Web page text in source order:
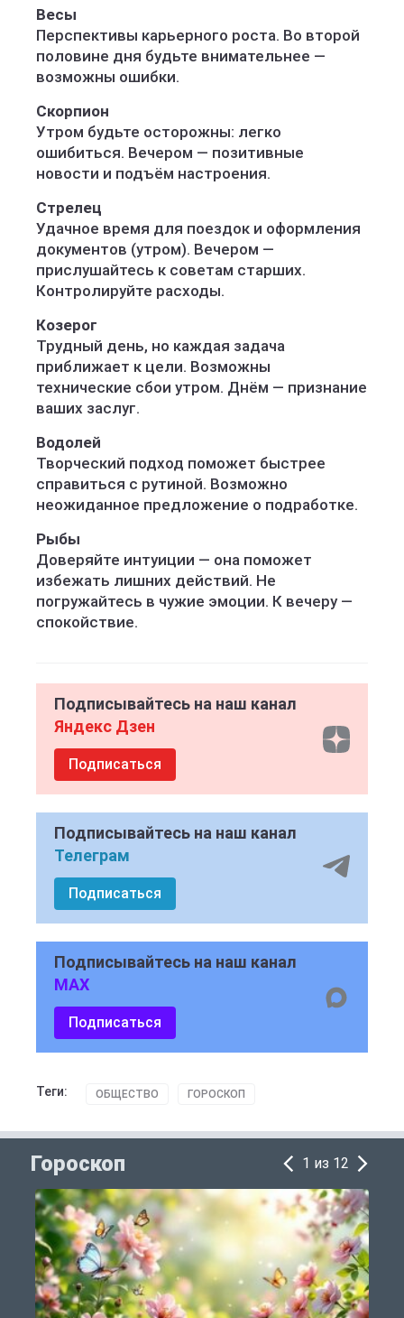
Весы
Перспективы карьерного роста. Во второй
половине дня будьте внимательнее —
возможны ошибки.
Скорпион
Утром будьте осторожны: легко
ошибиться. Вечером — позитивные
новости и подъём настроения.
Стрелец
Удачное время для поездок и оформления
документов (утром). Вечером —
прислушайтесь к советам старших.
Контролируйте расходы.
Козерог
Трудный день, но каждая задача
приближает к цели. Возможны
технические сбои утром. Днём — признание
ваших заслуг.
Водолей
Творческий подход поможет быстрее
справиться с рутиной. Возможно
неожиданное предложение о подработке.
Рыбы
Доверяйте интуиции — она поможет
избежать лишних действий. Не
погружайтесь в чужие эмоции. К вечеру —
спокойствие.
Подписывайтесь на наш канал
Яндекс Дзен
Подписаться
Подписывайтесь на наш канал
Телеграм
Подписаться
Подписывайтесь на наш канал
MAX
Подписаться
Теги: ОБЩЕСТВО ГОРОСКОП
Гороскоп 1 из 12